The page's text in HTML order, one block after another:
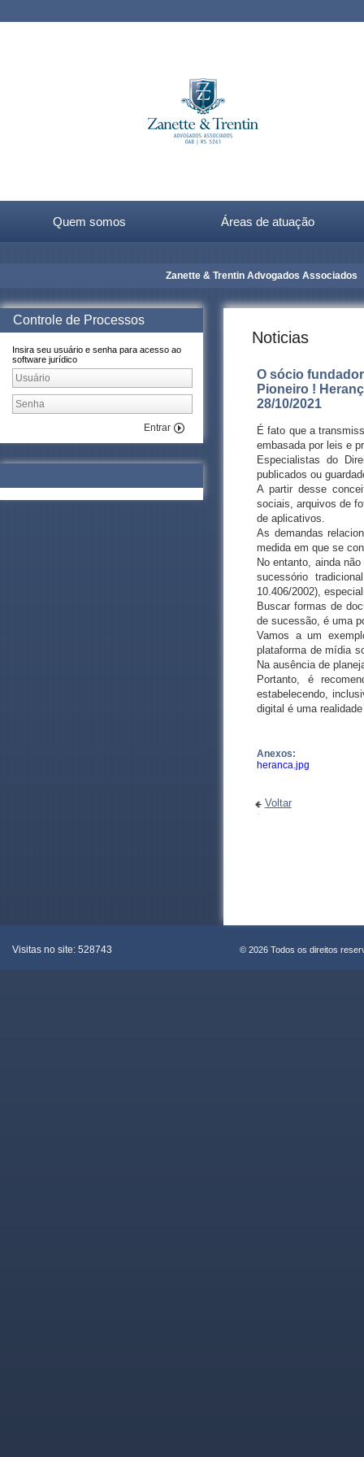
Quem somos Áreas de atuação
Zanette & Trentin Advogados Associados
Controle de Processos
Insira seu usuário e senha para acesso ao
software jurídico
Entrar
Noticias
O sócio
Pioneiro !
28/10/2021
É fato que a
embasada por leis e
Especialistas do
publicados ou
A partir desse
sociais, arquivos de
de aplicativos.
As demandas
medida em que se
No entanto, ainda
sucessório
10.406/2002),
Buscar formas de
de sucessão, é uma
Vamos a um
plataforma de mídia
Na ausência de
Portanto, é
estabelecendo,
digital é uma
Anexos:
heranca.jpg
Voltar
Visitas no site: 528743 © 2026 Todos os direitos